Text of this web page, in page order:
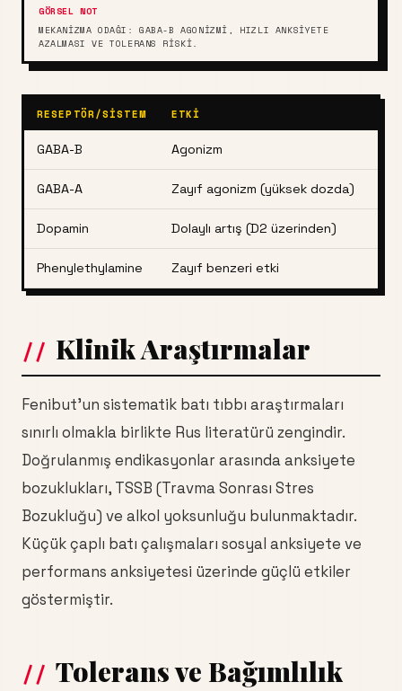
MEKANIZMA ODAĞI: GABA-B AGONIZMI, HIZLI ANKSIYETE
AZALMASI VE TOLERANS RISKI.
RESEPTÖR/SISTEM ETKI
GABA-B Agonizm
GABA-A Zayıf agonizm (yüksek dozda)
Dopamin Dolaylı artış (D2 üzerinden)
Phenylethylamine Zayıf benzeri etki
Klinik Araştırmalar
Fenibut'un sistematik batı tıbbı araştırmaları
sınırlı olmakla birlikte Rus literatürü zengindir.
Doğrulanmış endikasyonlar arasında anksiyete
bozuklukları, TSSB (Travma Sonrası Stres
Bozukluğu) ve alkol yoksunluğu bulunmaktadır.
Küçük çaplı batı çalışmaları sosyal anksiyete ve
performans anksiyetesi üzerinde güçlü etkiler
göstermiştir.
Tolerans ve Bağımlılık